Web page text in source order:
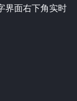
界面右下角实时